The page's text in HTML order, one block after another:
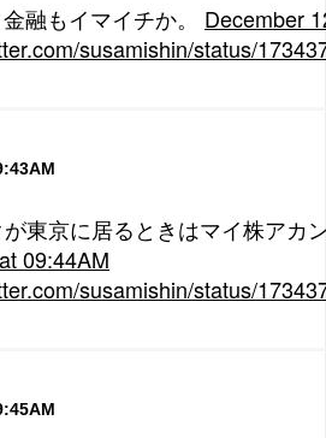
融もイマイチか。 December
susamishin/status/
東京に居るときはマイ株アカ
09:44AM
susamishin/status/